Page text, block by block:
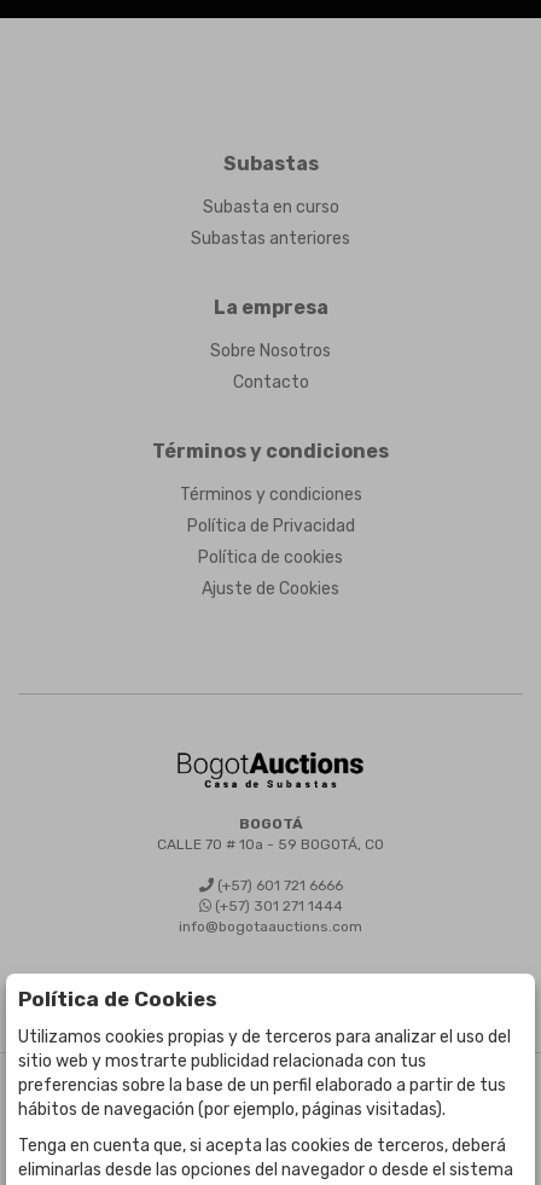
Subastas
Subasta en curso
Subastas anteriores
La empresa
Sobre Nosotros
Contacto
Términos y condiciones
Términos y condiciones
Política de Privacidad
Política de cookies
Ajuste de Cookies
BOGOTÁ
CALLE 70 # 10a - 59 BOGOTÁ, CO
(+57) 601 721 6666
(+57) 301 271 1444
info@bogotaauctions.com
©Bogota Auctions- Todos los derechos reservados
Desarrollado por Labelgrup Networks.
Política de Cookies
Utilizamos cookies propias y de terceros para analizar el uso del
sitio web y mostrarte publicidad relacionada con tus
preferencias sobre la base de un perfil elaborado a partir de tus
hábitos de navegación (por ejemplo, páginas visitadas).
Tenga en cuenta que, si acepta las cookies de terceros, deberá
eliminarlas desde las opciones del navegador o desde el sistema